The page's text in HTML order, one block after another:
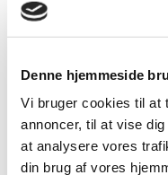
Denne hjemmeside
Vi bruger cookies til at
annoncer, til at vise
at analysere vores
din brug af vores
Fradrag for
Sæt strøm til
Opsæt
Ladestik
Hvad koster